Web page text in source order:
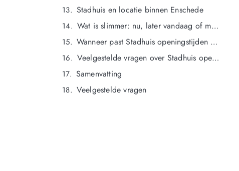
Stadhuis en locatie binnen Enschede
Wat is slimmer: nu, later vandaag of morgen?
Wanneer past Stadhuis openingstijden beter dan gemeente openingstijden?
Veelgestelde vragen over Stadhuis openingstijden Enschede
Samenvatting
Veelgestelde vragen